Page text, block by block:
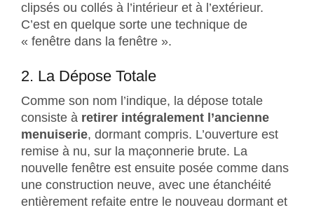
clipsés ou collés à l’intérieur et à l’extérieur.
C’est en quelque sorte une technique de
« fenêtre dans la fenêtre ».
2. La Dépose Totale
Comme son nom l’indique, la dépose totale
consiste à retirer intégralement l’ancienne
menuiserie, dormant compris. L’ouverture est
remise à nu, sur la maçonnerie brute. La
nouvelle fenêtre est ensuite posée comme dans
une construction neuve, avec une étanchéité
entièrement refaite entre le nouveau dormant et